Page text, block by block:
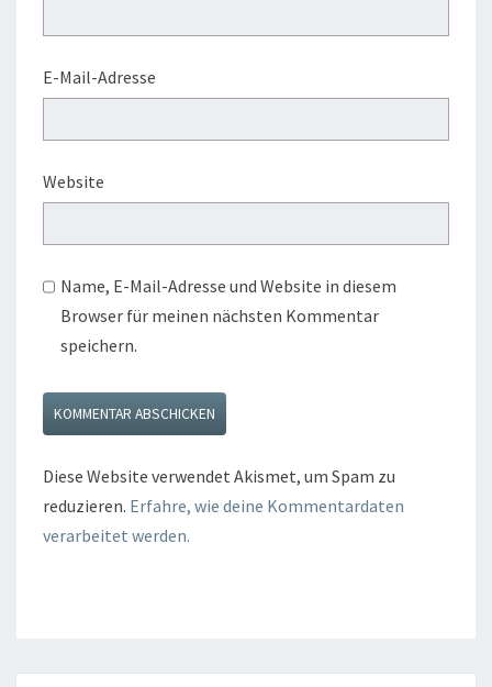
E-Mail-Adresse
Website
Name, E-Mail-Adresse und Website in diesem
Browser für meinen nächsten Kommentar
speichern.
Diese Website verwendet Akismet, um Spam zu
reduzieren. Erfahre, wie deine Kommentardaten
verarbeitet werden.